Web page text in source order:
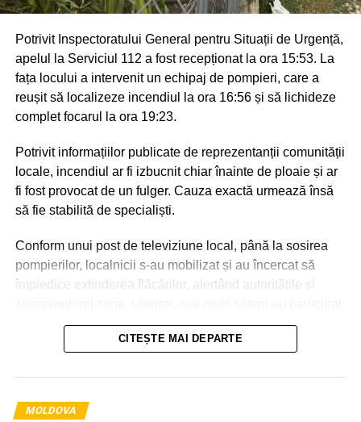
Potrivit Inspectoratului General pentru Situații de Urgență,
apelul la Serviciul 112 a fost recepționat la ora 15:53. La
fața locului a intervenit un echipaj de pompieri, care a
reușit să localizeze incendiul la ora 16:56 și să lichideze
complet focarul la ora 19:23.
Potrivit informațiilor publicate de reprezentanții comunității
locale, incendiul ar fi izbucnit chiar înainte de ploaie și ar
fi fost provocat de un fulger. Cauza exactă urmează însă
să fie stabilită de specialiști.
Conform unui post de televiziune local, până la sosirea
pompierilor, localnicii s-au mobilizat și au încercat să
împiedice extinderea flăcărilor, alertând autoritățile și
la intervenție, punând la dispoziția salvatorilor tehnică
agricolă și transportând apă pentru stingerea incendiului.
CITEȘTE MAI DEPARTE
MOLDOVA